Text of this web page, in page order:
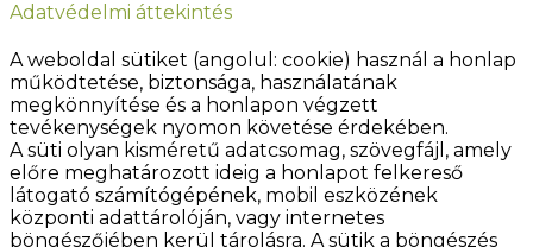
Adatvédelmi áttekintés
A weboldal sütiket (angolul: cookie) használ a honlap
működtetése, biztonsága, használatának
megkönnyítése és a honlapon végzett
tevékenységek nyomon követése érdekében.
A süti olyan kisméretű adatcsomag, szövegfájl, amely
előre meghatározott ideig a honlapot felkereső
látogató számítógépének, mobil eszközének
központi adattárolóján, vagy internetes
böngészőjében kerül tárolásra. A sütik a böngészés